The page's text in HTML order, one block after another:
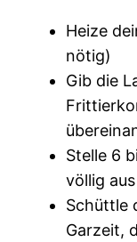
Heize
nötig)
Gib die
Stelle 6
völlig aus
Schüttle
Garzeit,